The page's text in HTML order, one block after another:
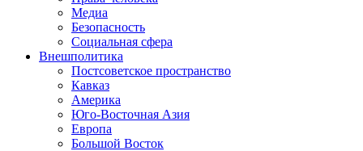
Медиа
Безопасность
Социальная сфера
Внешполитика
Постсоветское пространство
Кавказ
Америка
Юго-Восточная Азия
Европа
Большой Восток